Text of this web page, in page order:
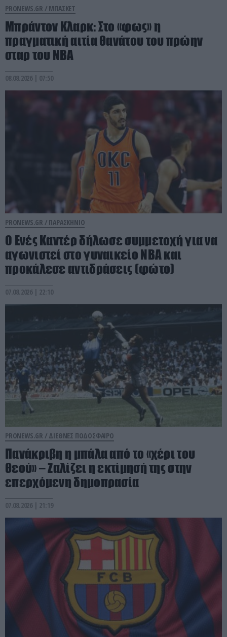
PRONEWS.GR / ΜΠΑΣΚΕΤ
Μπράντον Κλαρκ: Στο «φως» η
πραγματική αιτία θανάτου του πρώην
σταρ του ΝΒΑ
08.08.2026 | 07:50
PRONEWS.GR / ΠΑΡΑΣΚΗΝΙΟ
Ο Ενές Καντέρ δήλωσε συμμετοχή για να
αγωνιστεί στο γυναικείο NBA και
προκάλεσε αντιδράσεις (φώτο)
07.08.2026 | 22:10
PRONEWS.GR / ΔΙΕΘΝΕΣ ΠΟΔΟΣΦΑΙΡΟ
Πανάκριβη η μπάλα από το «χέρι του
θεού» – Ζαλίζει η εκτίμησή της στην
επερχόμενη δημοπρασία
07.08.2026 | 21:19